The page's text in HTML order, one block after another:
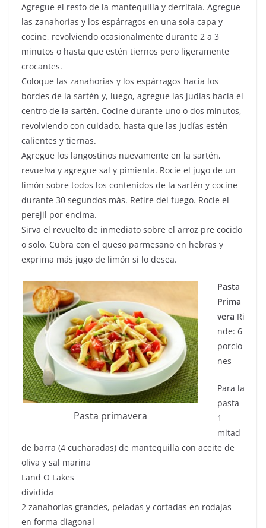
Agregue el resto de la mantequilla y derrítala. Agregue
las zanahorias y los espárragos en una sola capa y
cocine, revolviendo ocasionalmente durante 2 a 3
minutos o hasta que estén tiernos pero ligeramente
crocantes.
Coloque las zanahorias y los espárragos hacia los
bordes de la sartén y, luego, agregue las judías hacia el
centro de la sartén. Cocine durante uno o dos minutos,
revolviendo con cuidado, hasta que las judías estén
calientes y tiernas.
Agregue los langostinos nuevamente en la sartén,
revuelva y agregue sal y pimienta. Rocíe el jugo de un
limón sobre todos los contenidos de la sartén y cocine
durante 30 segundos más. Retire del fuego. Rocíe el
perejil por encima.
Sirva el revuelto de inmediato sobre el arroz pre cocido
o solo. Cubra con el queso parmesano en hebras y
exprima más jugo de limón si lo desea.
Pasta primavera
Pasta
Prima
vera Ri
nde: 6
porcio
nes
Para la
pasta
1
mitad
de barra (4 cucharadas) de mantequilla con aceite de
oliva y sal marina
Land O Lakes
dividida
2 zanahorias grandes, peladas y cortadas en rodajas
en forma diagonal